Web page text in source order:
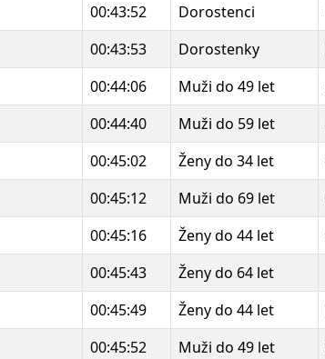
00:43:52 Dorostenci
00:43:53 Dorostenky
00:44:06 Muži do 49 let
00:44:40 Muži do 59 let
00:45:02 Ženy do 34 let
00:45:12 Muži do 69 let
00:45:16 Ženy do 44 let
00:45:43 Ženy do 64 let
00:45:49 Ženy do 44 let
00:45:52 Muži do 49 let